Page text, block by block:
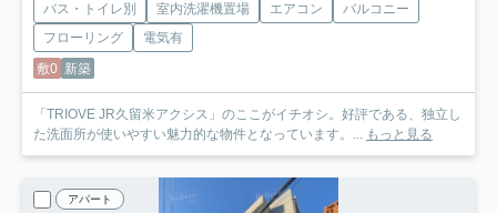
バス・トイレ別 室内洗濯機置場 エアコン
バルコニー
フローリング
電気有
敷0 新築
「TRIOVE JR久留米アクシス」のここがイチオシ。好評である、独立し
た洗面所が使いやすい魅力的な物件となっています。... もっと見る
アパート